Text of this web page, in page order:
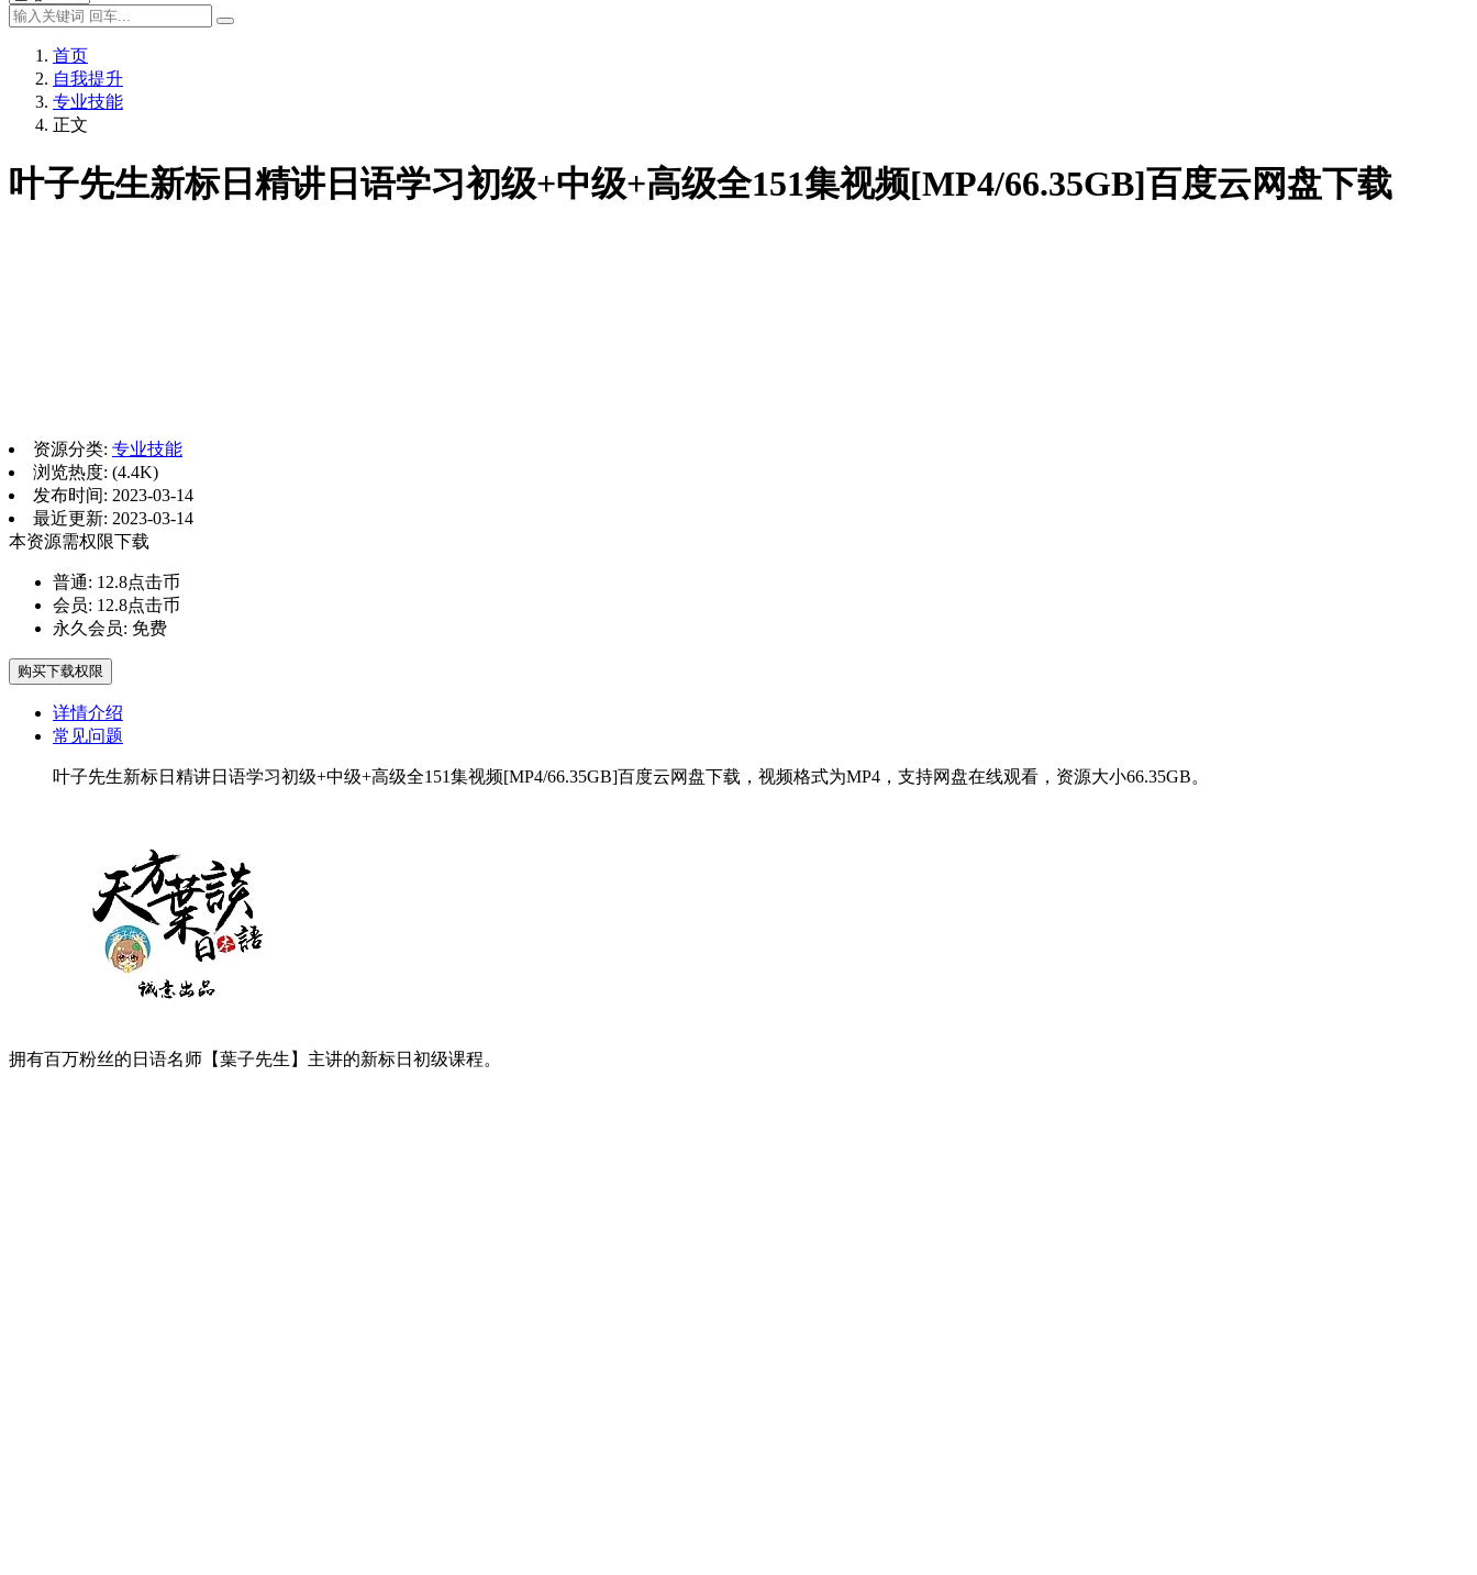
首页
自我提升
专业技能
正文
叶子先生新标日精讲日语学习初级+中级+高级全151集视频[MP4/66.35GB]百度云网盘下载
资源分类: 专业技能
浏览热度: (4.4K)
发布时间: 2023-03-14
最近更新: 2023-03-14
本资源需权限下载
普通: 12.8点击币
会员: 12.8点击币
永久会员: 免费
购买下载权限
详情介绍
常见问题
叶子先生新标日精讲日语学习初级+中级+高级全151集视频[MP4/66.35GB]百度云网盘下载，视频格式为MP4，支持网盘在线观看，资源大小66.35GB。
拥有百万粉丝的日语名师【葉子先生】主讲的新标日初级课程。